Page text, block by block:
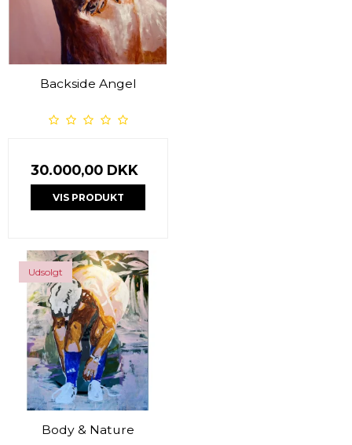
Backside Angel
30.000,00 DKK
VIS PRODUKT
Udsolgt
Body & Nature